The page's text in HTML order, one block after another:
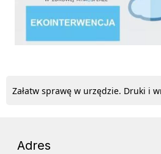
Załatw sprawę w urzędzie. Druki i
Adres